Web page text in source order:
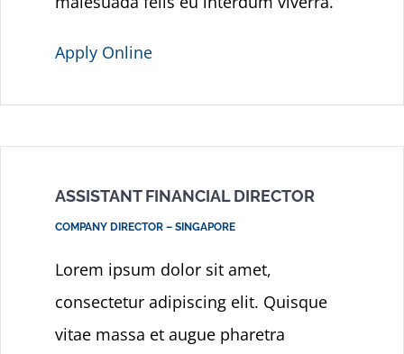
Apply Online
ASSISTANT FINANCIAL DIRECTOR
COMPANY DIRECTOR – SINGAPORE
Lorem ipsum dolor sit amet,
consectetur adipiscing elit. Quisque
vitae massa et augue pharetra